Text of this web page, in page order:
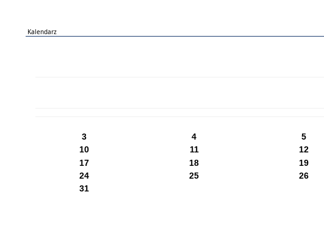
Kalendarz
3
4 5
10
11 12
17
18 19
24
25 26
31